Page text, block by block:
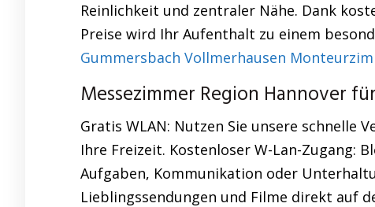
Reinlichkeit und zentraler Nähe. Dank
Preise wird Ihr Aufenthalt zu einem
Gummersbach Vollmerhausen
Messezimmer Region Hannover
Gratis WLAN: Nutzen Sie unsere schnelle
Ihre Freizeit. Kostenloser W-Lan-Zugang:
Aufgaben, Kommunikation oder
Lieblingssendungen und Filme direkt auf